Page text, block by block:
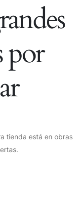
por
tienda está en obras